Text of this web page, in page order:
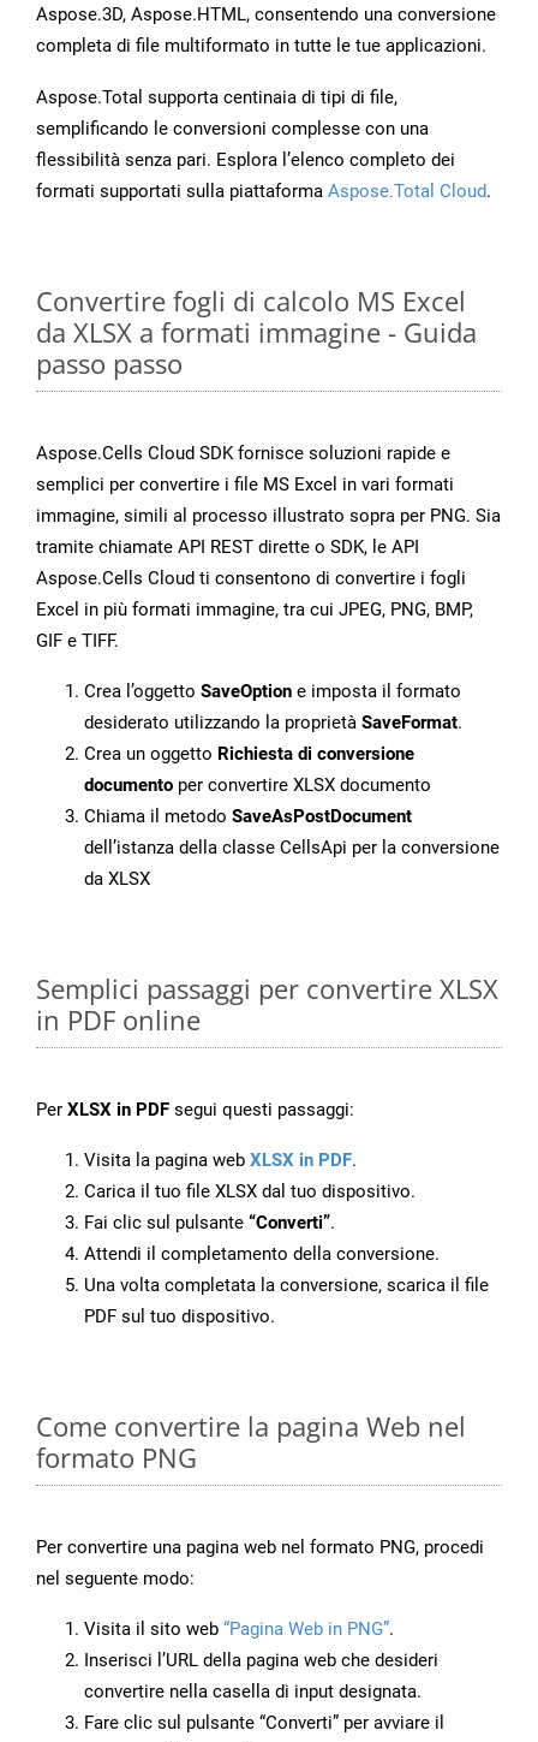
Aspose.3D, Aspose.HTML, consentendo una conversione
completa di file multiformato in tutte le tue applicazioni.
Aspose.Total supporta centinaia di tipi di file,
semplificando le conversioni complesse con una
flessibilità senza pari. Esplora l’elenco completo dei
formati supportati sulla piattaforma Aspose.Total Cloud.
Convertire fogli di calcolo MS Excel
da XLSX a formati immagine - Guida
passo passo
Aspose.Cells Cloud SDK fornisce soluzioni rapide e
semplici per convertire i file MS Excel in vari formati
immagine, simili al processo illustrato sopra per PNG. Sia
tramite chiamate API REST dirette o SDK, le API
Aspose.Cells Cloud ti consentono di convertire i fogli
Excel in più formati immagine, tra cui JPEG, PNG, BMP,
GIF e TIFF.
Crea l’oggetto SaveOption e imposta il formato
desiderato utilizzando la proprietà SaveFormat.
Crea un oggetto Richiesta di conversione
documento per convertire XLSX documento
Chiama il metodo SaveAsPostDocument
dell’istanza della classe CellsApi per la conversione
da XLSX
Semplici passaggi per convertire XLSX
in PDF online
Per XLSX in PDF segui questi passaggi:
Visita la pagina web XLSX in PDF.
Carica il tuo file XLSX dal tuo dispositivo.
Fai clic sul pulsante “Converti”.
Attendi il completamento della conversione.
Una volta completata la conversione, scarica il file
PDF sul tuo dispositivo.
Come convertire la pagina Web nel
formato PNG
Per convertire una pagina web nel formato PNG, procedi
nel seguente modo:
Visita il sito web “Pagina Web in PNG”.
Inserisci l’URL della pagina web che desideri
convertire nella casella di input designata.
Fare clic sul pulsante “Converti” per avviare il